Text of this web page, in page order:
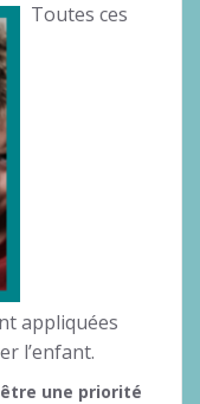
Toutes ces
appliquées
l’enfant.
une priorité